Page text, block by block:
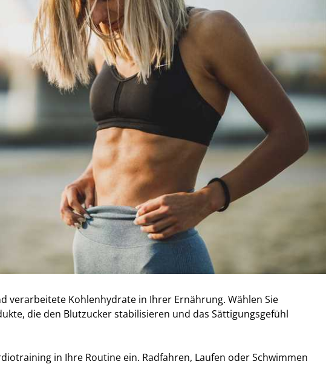
verarbeitete Kohlenhydrate in Ihrer Ernährung. Wählen Sie
die den Blutzucker stabilisieren und das Sättigungsgefühl
in Ihre Routine ein. Radfahren, Laufen oder Schwimmen